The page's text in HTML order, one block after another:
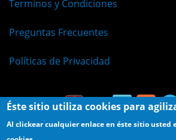
Terminos y Condiciones
Preguntas Frecuentes
Políticas de Privacidad
Éste sitio utiliza cookies para
Al clickear cualquier enlace en éste sitio usted